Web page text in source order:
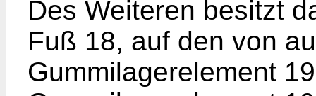
Des Weiteren besitzt
Fuß 18, auf den von
Gummilagerelement